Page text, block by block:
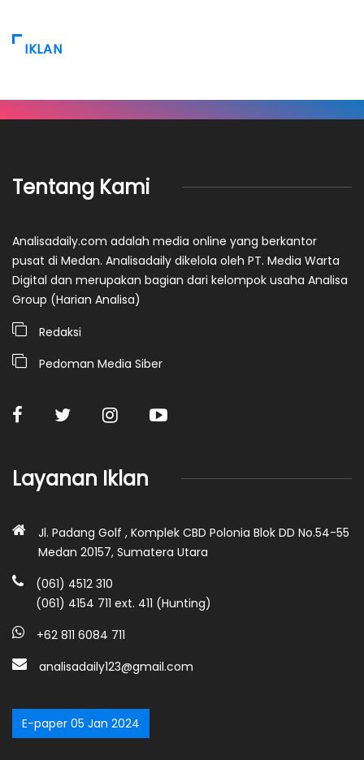
IKLAN
Tentang Kami
Analisadaily.com adalah media online yang berkantor
pusat di Medan. Analisadaily dikelola oleh PT. Media Warta
Digital dan merupakan bagian dari kelompok usaha Analisa
Group (Harian Analisa)
Redaksi
Pedoman Media Siber
Layanan Iklan
Jl. Padang Golf , Komplek CBD Polonia Blok DD No.54-55
Medan 20157, Sumatera Utara
(061) 4512 310
(061) 4154 711 ext. 411 (Hunting)
+62 811 6084 711
analisadaily123@gmail.com
E-paper 05 Jan 2024